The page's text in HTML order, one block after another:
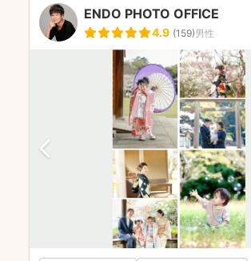
ENDO PHOTO OFFICE
4.9 (159)男性